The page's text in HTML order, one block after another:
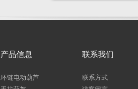
产品信息
环链电动葫芦
联系我们
联系方式